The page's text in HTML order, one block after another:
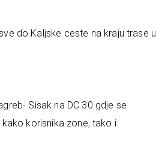
do Kaljske ceste na kraju trase u
Sisak na DC 30 gdje se
korisnika zone, tako i